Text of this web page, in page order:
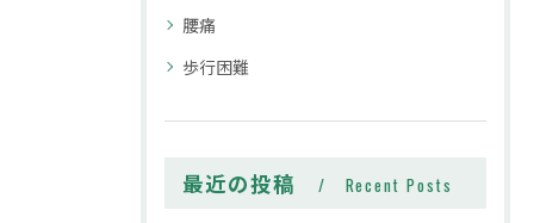
腰痛
歩行困難
最近の投稿 Recent Posts